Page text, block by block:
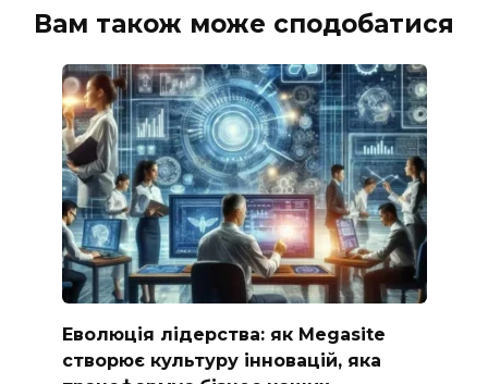
Вам також може сподобатися
Еволюція лідерства: як Megasite
створює культуру інновацій, яка